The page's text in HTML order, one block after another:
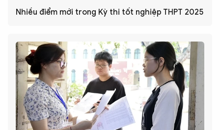
Nhiều điểm mới trong Kỳ thi tốt nghiệp THPT 2025